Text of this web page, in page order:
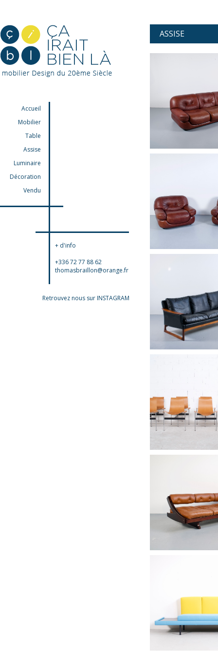
Accueil
Mobilier
Table
Assise
Luminaire
Décoration
Vendu
+ d'info
+336 72 77 88 62
thomasbraillon@orange.fr
Retrouvez nous sur INSTAGRAM
ASSISE